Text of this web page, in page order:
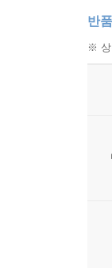
반
※ 상